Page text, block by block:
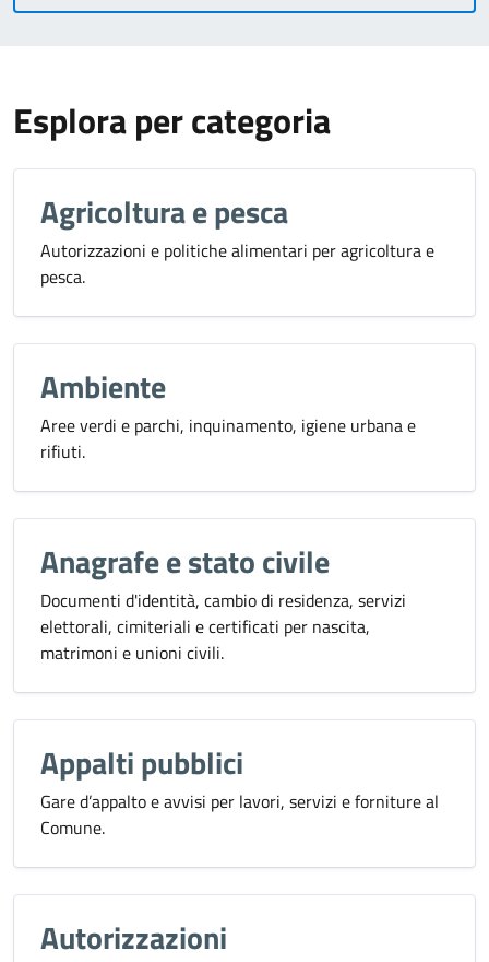
Esplora per categoria
Agricoltura e pesca
Autorizzazioni e politiche alimentari per agricoltura e
pesca.
Ambiente
Aree verdi e parchi, inquinamento, igiene urbana e
rifiuti.
Anagrafe e stato civile
Documenti d'identità, cambio di residenza, servizi
elettorali, cimiteriali e certificati per nascita,
matrimoni e unioni civili.
Appalti pubblici
Gare d’appalto e avvisi per lavori, servizi e forniture al
Comune.
Autorizzazioni